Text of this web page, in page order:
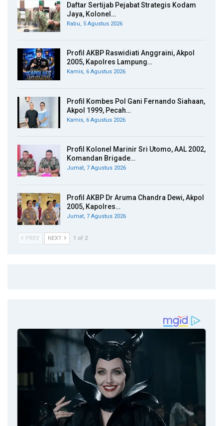
Daftar Sertijab Pejabat Strategis Kodam
Jaya, Kolonel…
Rabu, 5 Agustus 2026
Profil AKBP Raswidiati Anggraini, Akpol
2005, Kapolres Lampung…
Kamis, 6 Agustus 2026
Profil Kombes Pol Gani Fernando Siahaan,
Akpol 1999, Pecah…
Kamis, 6 Agustus 2026
Profil Kolonel Marinir Sri Utomo, AAL 2002,
Komandan Brigade…
Jumat, 7 Agustus 2026
Profil AKBP Dr Aruma Chandra Dewi, Akpol
2005, Kapolres…
Jumat, 7 Agustus 2026
PREV NEXT 1 of 2